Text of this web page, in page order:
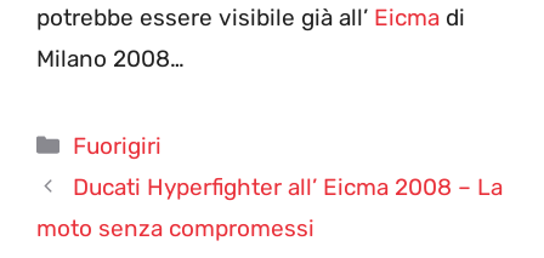
potrebbe essere visibile già all’ Eicma di
Milano 2008…
Categorie
Fuorigiri
Ducati Hyperfighter all’ Eicma 2008 – La
moto senza compromessi